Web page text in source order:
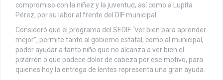
compromiso con la niñez y la juventud, así como a Lupita
Pérez, por su labor al frente del DIF municipal.
Consideró que el programa del SEDIF “ver bien para aprender
mejor”, permite tanto al gobierno estatal, como al municipal,
poder ayudar a tanto niño que no alcanza a ver bien el
pizarrón o que padece dolor de cabeza por ese motivo, para
quienes hoy la entrega de lentes representa una gran ayuda.